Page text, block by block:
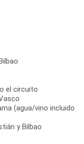
el circuito
(agua/vino incluido
y Bilbao